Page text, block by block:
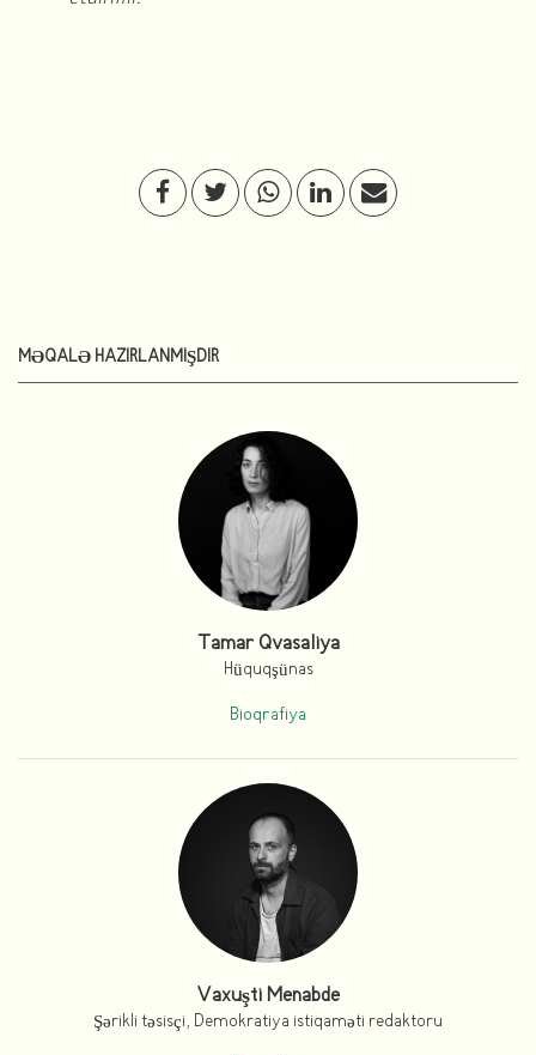
MƏQALƏ HAZIRLANMIŞDIR
Tamar Qvasaliya
Hüquqşünas
Bioqrafiya
Vaxuşti Menabde
Şərikli təsisçi, Demokratiya istiqaməti redaktoru